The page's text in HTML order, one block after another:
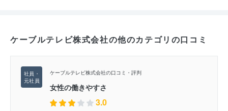
ケーブルテレビ株式会社の他のカテゴリの口コミ
ケーブルテレビ株式会社の口コミ・評判
女性の働きやすさ
3.0